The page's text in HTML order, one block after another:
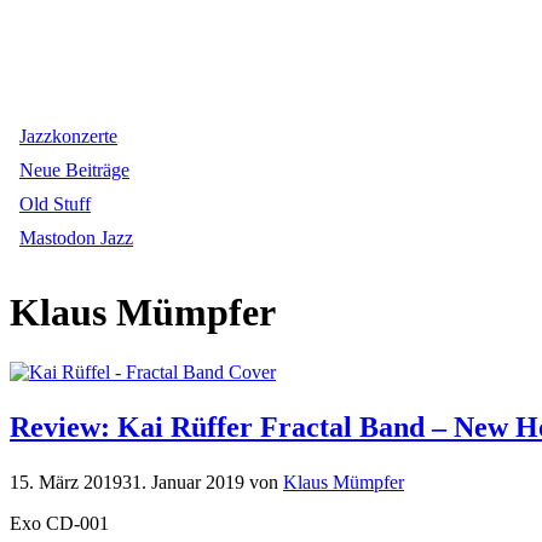
Jazzkonzerte
Neue Beiträge
Old Stuff
Mastodon Jazz
Klaus Mümpfer
Review: Kai Rüffer Fractal Band – New
15. März 201931. Januar 2019 von Klaus Mümpfer
Exo CD-001